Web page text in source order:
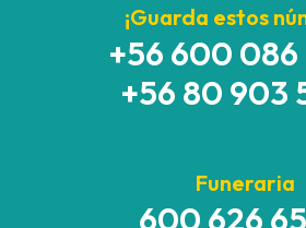
¡Guarda estos
+56 600
+56 80 903
Funeraria
600 626